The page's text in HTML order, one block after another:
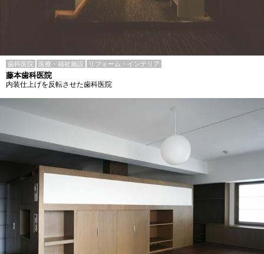
歯科医院 医療・福祉施設 リフォーム・インテリア
藤本歯科医院
内装仕上げを反転させた歯科医院